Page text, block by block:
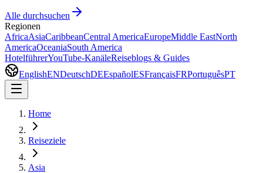
Alle durchsuchen
Regionen
AfricaAsiaCaribbeanCentral AmericaEuropeMiddle EastNorth
AmericaOceaniaSouth America
HotelführerYouTube-KanäleReiseblogs & Guides
EnglishENDeutschDEEspañolESFrançaisFRPortuguêsPT
Home
Reiseziele
Asia